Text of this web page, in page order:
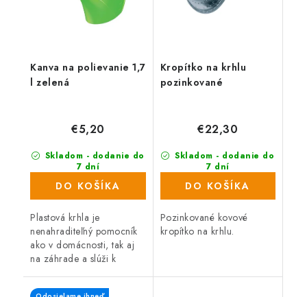
Kanva na polievanie 1,7
l zelená
Skladom - dodanie do
7 dní
(143 ks)
€5,20
DO KOŠÍKA
Plastová krhla je
nenahraditeľný pomocník
ako v domácnosti, tak aj
na záhrade a slúži k
trávnikov. Krhla je veľmi
Kropítko na krhlu
pozinkované
Skladom - dodanie do
7 dní
(182 ks)
€22,30
DO KOŠÍKA
Pozinkované kovové
kropítko na krhlu.